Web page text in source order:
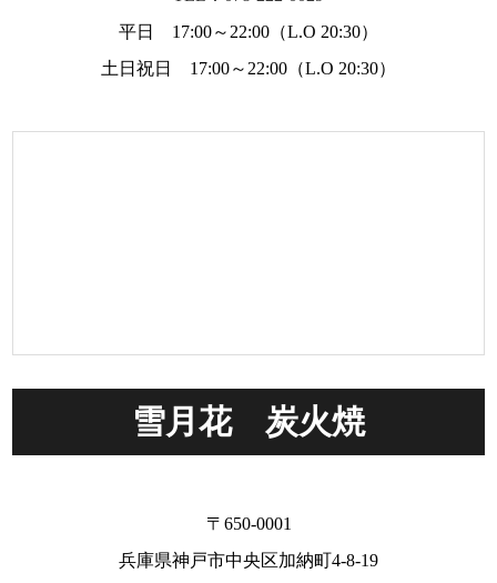
平日 17:00～22:00（L.O 20:30）
土日祝日 17:00～22:00（L.O 20:30）
雪月花 炭火焼
〒650-0001
兵庫県神戸市中央区加納町4-8-19